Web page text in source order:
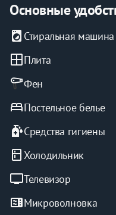
Круглосуточное
Основные
local_laundry_service Стиральная машина
windowПлита
Фен
bedПостельное белье
sanitizerСредства гигиены
kitchen Холодильник
tvТелевизор
microwaveМикроволновка